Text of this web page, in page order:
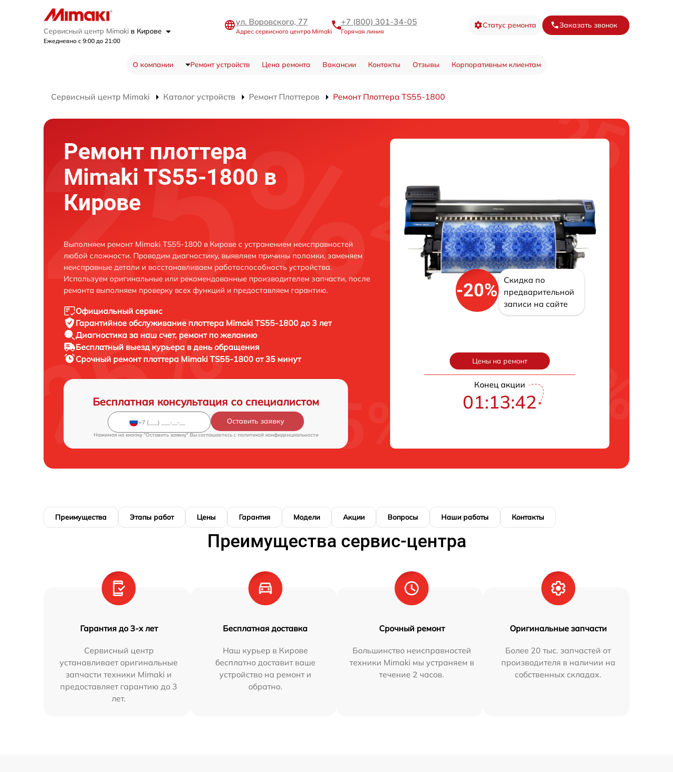
Сервисный центр Mimaki в Кирове
Ежедневно с 9:00 до 21:00
ул. Воровского, 77
Адрес сервисного центра Mimaki
+7 (800) 301-34-05
Горячая линия
Статус ремонта Заказать звонок
О компании Ремонт устройств Цена ремонта Вакансии Контакты Отзывы Корпоративным клиентам
Сервисный центр Mimaki Каталог устройств Ремонт Плоттеров Ремонт Плоттера TS55-1800
Ремонт плоттера
Mimaki TS55-1800 в
Кирове
Выполняем ремонт Mimaki TS55-1800 в Кирове с устранением неисправностей
любой сложности. Проводим диагностику, выявляем причины поломки, заменяем
неисправные детали и восстанавливаем работоспособность устройства.
Используем оригинальные или рекомендованные производителем запчасти, после
ремонта выполняем проверку всех функций и предоставляем гарантию.
Официальный сервис
Гарантийное обслуживание плоттера Mimaki TS55-1800 до 3 лет
Диагностика за наш счет, ремонт по желанию
Бесплатный выезд курьера в день обращения
Срочный ремонт плоттера Mimaki TS55-1800 от 35 минут
Бесплатная консультация со специалистом
Оставить заявку
Нажимая на кнопку "Оставить заявку" Вы соглашаетесь c политикой конфиденциальности
-20%
Скидка по
предварительной
записи на сайте
Цены на ремонт
Конец акции
01:13:41
Преимущества Этапы работ Цены Гарантия Модели Акции Вопросы Наши работы Контакты
Преимущества сервис-центра
Гарантия до 3-х лет
Сервисный центр
устанавливает оригинальные
запчасти техники Mimaki и
предоставляет гарантию до 3
лет.
Бесплатная доставка
Наш курьер в Кирове
бесплатно доставит ваше
устройство на ремонт и
обратно.
Срочный ремонт
Большинство неисправностей
техники Mimaki мы устраняем в
течение 2 часов.
Оригинальные запчасти
Более 20 тыс. запчастей от
производителя в наличии на
собственных складах.